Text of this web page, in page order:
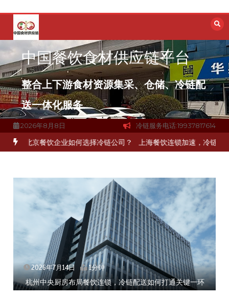
容
中国餐饮食材供应链平台
整合上下游食材资源集采、仓储、冷链配
送一体化服务
2026年8月8日 冷链服务电话:19937817614
北京餐饮企业如何选择冷链公司？ 上海餐饮连锁加速，冷链配送如何
一环
2026年7月14日 1分钟
北京餐饮企业如何选择冷链公司？